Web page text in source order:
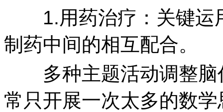
1.用药治疗：关键运
制药中间的相互配合。
多种主题活动调整脑
常只开展一次太多的数